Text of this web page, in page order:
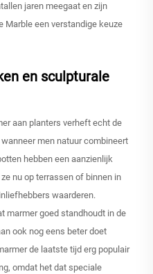
jaren meegaat en zijn
Marble een verstandige keuze
en sculpturale
aan planters verheft echt de
men natuur combineert
hebben een aanzienlijk
nu op terrassen of binnen in
waarderen.
marmer goed standhoudt in de
ook nog eens beter doet
de laatste tijd erg populair
omdat het dat speciale